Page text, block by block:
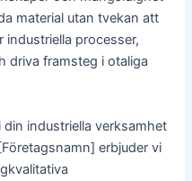
material utan tvekan att
processer,
driva framsteg i otaliga
industriella verksamhet
erbjuder vi